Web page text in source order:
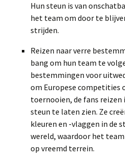
Hun steun is van
het team om door te
strijden.
Reizen naar verre
bang om hun team te
bestemmingen voor
om Europese competities
toernooien, de fans
steun te laten zien. Ze
kleuren en -vlaggen in de
wereld, waardoor het
op vreemd terrein.